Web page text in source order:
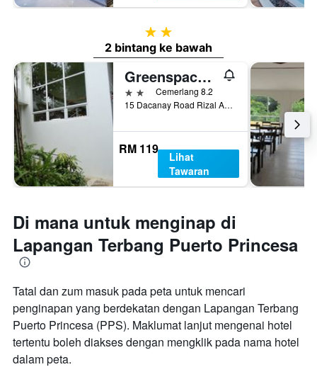
2 bintang
2 bintang ke bawah
Greenspace Palawan
2 bintangCemerlang 8.2
15 Dacanay Road Rizal Avenue, Puerto Princesa, Filipina
RM 119
Lihat
Tawaran
Di mana untuk menginap di
Lapangan Terbang Puerto Princesa
Tatal dan zum masuk pada peta untuk mencari
penginapan yang berdekatan dengan Lapangan Terbang
Puerto Princesa (PPS). Maklumat lanjut mengenai hotel
tertentu boleh diakses dengan mengklik pada nama hotel
dalam peta.